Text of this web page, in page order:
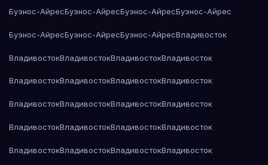
Буэнос-АйресБуэнос-АйресБуэнос-АйресБуэнос-Айрес
Буэнос-АйресБуэнос-АйресБуэнос-АйресВладивосток
ВладивостокВладивостокВладивостокВладивосток
ВладивостокВладивостокВладивостокВладивосток
ВладивостокВладивостокВладивостокВладивосток
ВладивостокВладивостокВладивостокВладивосток
ВладивостокВладивостокВладивостокВладивосток